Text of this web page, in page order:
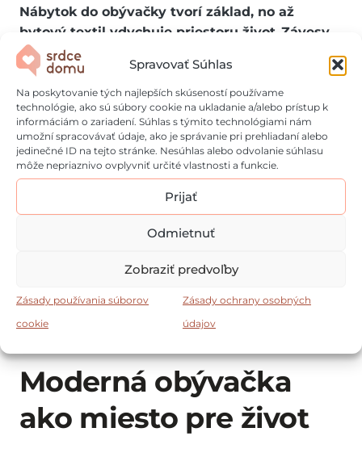
Spravovať Súhlas
Na poskytovanie tých najlepších skúseností používame
technológie, ako sú súbory cookie na ukladanie a/alebo prístup k
informáciám o zariadení. Súhlas s týmito technológiami nám
umožní spracovávať údaje, ako je správanie pri prehliadaní alebo
jedinečné ID na tejto stránke. Nesúhlas alebo odvolanie súhlasu
môže nepriaznivo ovplyvniť určité vlastnosti a funkcie.
Prijať
Odmietnuť
Zobraziť predvoľby
Zásady používania súborov
cookie
Zásady ochrany osobných
údajov
Nábytok do obývačky tvorí základ, no až
bytový textil vdychuje priestoru život Závesy
koberce,dekoračné vankúše či prikrývky
dokážu obývačku premeniť na miesto, kde sa
budete cítiť príjemne a doma. Práve
prostredníctvom textílií sa dá ľahko pracovať s
farbami a vzormi v miestnosti – ak máte neutrálnu
sedačku a jednoduchý nábytok, skúste ho oživiť
farebnými vankúšmi alebo výrazným kobercom.
má aj praktickú stránku
zútulnia priestor a chránia podlahu, závesy sa
pridajú komfort počas chladnejších večerov. A čo
období či nálady – obývačka tak bude vždy
pôsobiť sviežo a aktuálne.
Moderná obývačka
ako miesto pre život